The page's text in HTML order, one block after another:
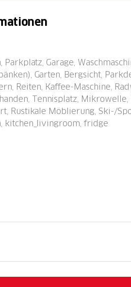
1.2 km vom Zentrum von
(extra). Im Winter 4x4
Restaurant 100 m,
km. Golfplatz (18 Loch) 3.1
1.2 km,
gut erreichbar: Madrisa 700
sind gut erreichbar:
Be- und Entladen am
Garage,
Garten, Bergsicht,
Reiten, Kaffee-Maschine,
Tennisplatz,
Rustikale Möblierung, Ski-/
kitchen_livingroom, fridge